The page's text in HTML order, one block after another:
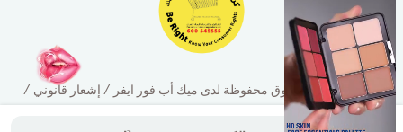
© 2026 جميع الحقوق محفوظة لدى ميك أب فور ايفر / إشعار قانوني /
سياسة الخصوصية